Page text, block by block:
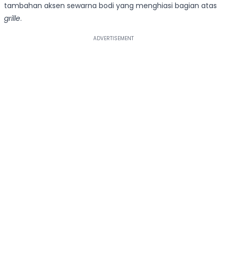
tambahan aksen sewarna bodi yang menghiasi bagian atas
grille.